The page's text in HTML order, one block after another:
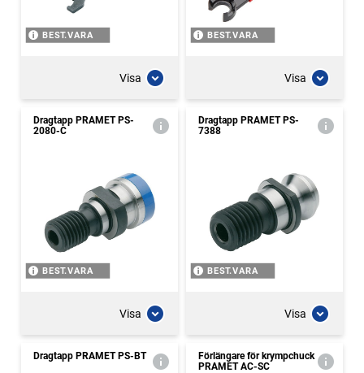
BEST.VARA
Visa
BEST.VARA
Visa
Dragtapp PRAMET PS-
2080-C
BEST.VARA
Visa
Dragtapp PRAMET PS-
7388
BEST.VARA
Visa
Dragtapp PRAMET PS-BT
Förlängare för krympchuck
PRAMET AC-SC